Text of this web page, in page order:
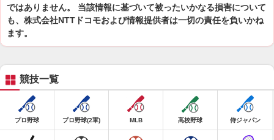
ではありません。 当該情報に基づいて被ったいかなる損害について
も、株式会社NTTドコモおよび情報提供者は一切の責任を負いかね
ます。
競技一覧
プロ野球 プロ野球(2軍) MLB 高校野球 侍ジャパン